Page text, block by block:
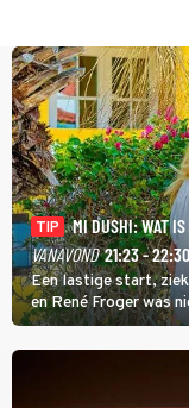
TIP
MI DUSHI: WAT
VANAVOND 21:23 - 22:30
Een lastige start,
en René Froger was
Wat Is Dan Liefde?
uit vissen om het